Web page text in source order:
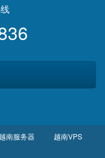
越南服务器 越南VPS